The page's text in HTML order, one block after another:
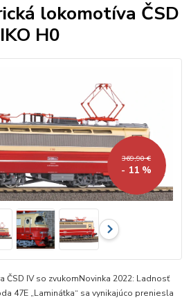
lokomotíva ČSD
H0
369,90 €
- 11 %
ČSD IV so zvukomNovinka 2022: Ladnosť
47E „Laminátka“ sa vynikajúco preniesla